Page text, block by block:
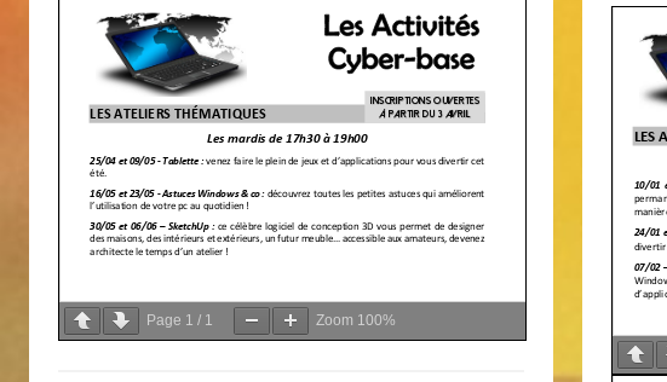
Page 1 / 1 Zoom 100%